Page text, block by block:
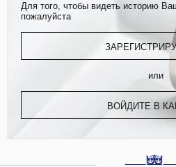
Для того, чтобы видеть историю
пожалуйста
или
ВОЙДИТЕ В